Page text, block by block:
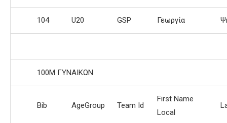
104 U20 GSP Γεωργία
100Μ ΓΥΝΑΙΚΩΝ
Bib AgeGroup Team Id
First Name
Local